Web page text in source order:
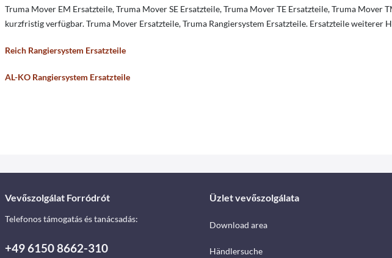
Truma Mover EM Ersatzteile, Truma Mover SE Ersatzteile, Truma Mover TE Ersatzteile, Truma
kurzfristig verfügbar. Truma Mover Ersatzteile, Truma Rangiersystem Ersatzteile. Ersatzteile weiterer
Reich Rangiersystem Ersatzteile
AL-KO Rangiersystem Ersatzteile
Vevőszolgálat Forródrót
Telefonos támogatás és tanácsadás:
+49 6150 8662-310
Üzlet vevőszolgálata
Download area
Händlersuche